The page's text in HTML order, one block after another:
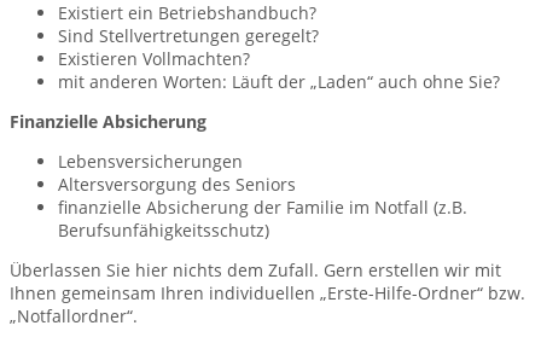
Existiert ein Betriebshandbuch?
Sind Stellvertretungen geregelt?
Existieren Vollmachten?
mit anderen Worten: Läuft der „Laden“ auch ohne Sie?
Finanzielle Absicherung
Lebensversicherungen
Altersversorgung des Seniors
finanzielle Absicherung der Familie im Notfall (z.B.
Berufsunfähigkeitsschutz)
Überlassen Sie hier nichts dem Zufall. Gern erstellen wir mit
Ihnen gemeinsam Ihren individuellen „Erste-Hilfe-Ordner“ bzw.
„Notfallordner“.